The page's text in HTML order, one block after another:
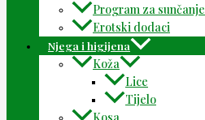
Program za sunčanje
Erotski dodaci
Njega i higijena
Koža
Lice
Tijelo